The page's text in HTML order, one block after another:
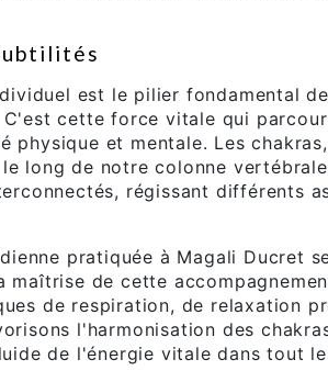
est le pilier fondamental
cette force vitale qui
physique et mentale. Les
long de notre colonne
régissant différents
pratiquée à Magali Ducret
maîtrise de cette
de respiration, de relaxation
l'harmonisation des
de l'énergie vitale dans tout